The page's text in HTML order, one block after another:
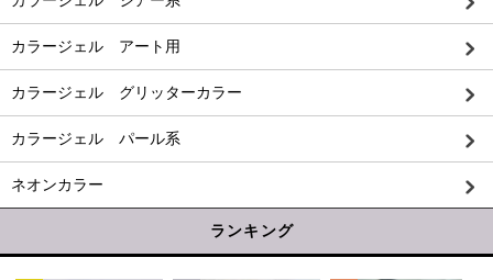
カラージェル アート用
カラージェル グリッターカラー
カラージェル パール系
ネオンカラー
ランキング